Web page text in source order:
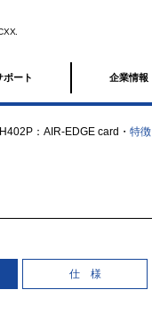
ポート 企業情報
：AIR-EDGE card ・ 特徴
仕 様